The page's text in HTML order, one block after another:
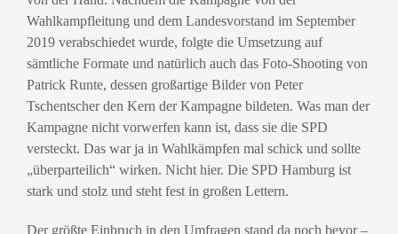
Wahlkampfleitung und dem Landesvorstand im September
2019 verabschiedet wurde, folgte die Umsetzung auf
sämtliche Formate und natürlich auch das Foto-Shooting von
Patrick Runte, dessen großartige Bilder von Peter
Tschentscher den Kern der Kampagne bildeten. Was man der
Kampagne nicht vorwerfen kann ist, dass sie die SPD
versteckt. Das war ja in Wahlkämpfen mal schick und sollte
„überparteilich“ wirken. Nicht hier. Die SPD Hamburg ist
stark und stolz und steht fest in großen Lettern.
Der größte Einbruch in den Umfragen stand da noch bevor –